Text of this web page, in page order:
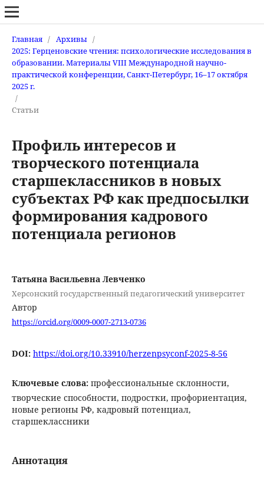
Главная / Архивы /
2025: Герценовские чтения: психологические исследования в
образовании. Материалы VIII Международной научно-
практической конференции, Санкт-Петербург, 16–17 октября
2025 г.
/
Статьи
Профиль интересов и
творческого потенциала
старшеклассников в новых
субъектах РФ как предпосылки
формирования кадрового
потенциала регионов
Татьяна Васильевна Левченко
Херсонский государственный педагогический университет
Автор
https://orcid.org/0009-0007-2713-0736
DOI: https://doi.org/10.33910/herzenpsyconf-2025-8-56
Ключевые слова: профессиональные склонности,
творческие способности, подростки, профориентация,
новые регионы РФ, кадровый потенциал,
старшеклассники
Аннотация